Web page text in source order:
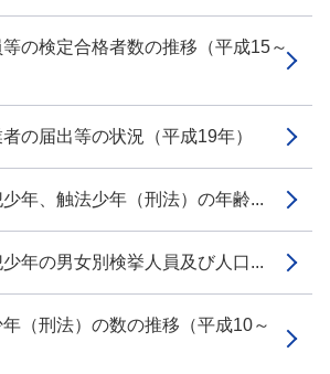
の検定合格者数の推移（平成15～
の届出等の状況（平成19年）
年、触法少年（刑法）の年齢...
年の男女別検挙人員及び人口...
（刑法）の数の推移（平成10～